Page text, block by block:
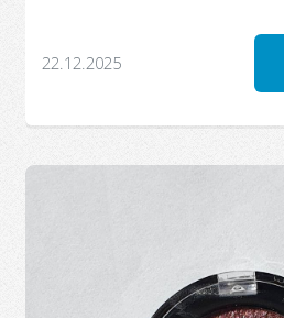
22.12.2025